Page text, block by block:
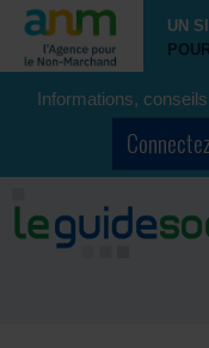
UN
Informations,